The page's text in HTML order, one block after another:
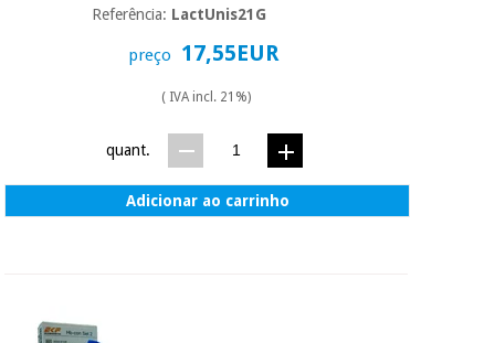
Ortopedia
Referência: LactUnis21G
preço 17,55EUR
( IVA incl. 21%)
quant.
Adicionar ao carrinho